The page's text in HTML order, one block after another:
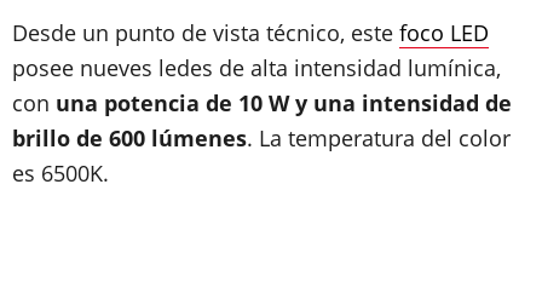
Desde un punto de vista técnico, este foco LED
posee nueves ledes de alta intensidad lumínica,
con una potencia de 10 W y una intensidad de
brillo de 600 lúmenes. La temperatura del color
es 6500K.